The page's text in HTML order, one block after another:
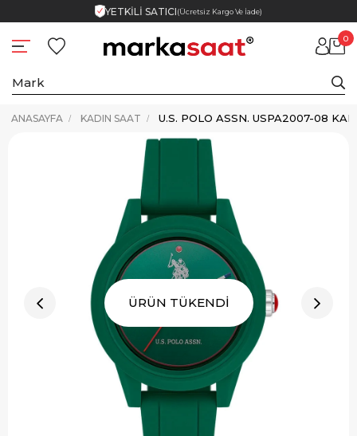
YETKİLİ SATICI(Ücretsiz Kargo Ve İade)
0
ANASAYFA KADIN SAAT
ÜRÜN TÜKENDİ